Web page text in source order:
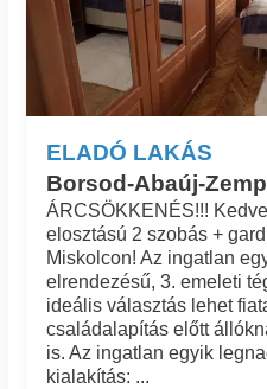
ELADÓ LAKÁS
Borsod-Abaúj-
ÁRCSÖKKENÉS!!!
elosztású 2 szobás +
Miskolcon! Az ingatlan
elrendezésű, 3. emeleti
ideális választás lehet
családalapítás előtt
is. Az ingatlan egyik
kialakítás: ...